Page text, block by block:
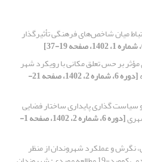
میان شاخص‌های فرهنگی تأثیرگذار
مؤثر بر حس تعلق مکانی با رویکرد شهر
[دوره 6، شماره 2، 1402، صفحه 21-
سیاست گذاری پایداری ساختار فضایی
[دوره 6، شماره 2، 1402، صفحه 1-
و عملکرد شهروندان از منظر